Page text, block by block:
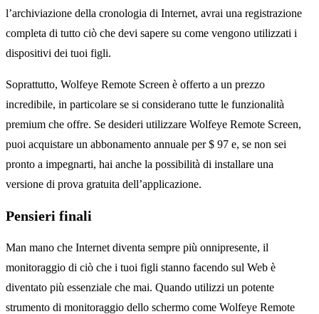
l’archiviazione della cronologia di Internet, avrai una registrazione
completa di tutto ciò che devi sapere su come vengono utilizzati i
dispositivi dei tuoi figli.
Soprattutto, Wolfeye Remote Screen è offerto a un prezzo
incredibile, in particolare se si considerano tutte le funzionalità
premium che offre. Se desideri utilizzare Wolfeye Remote Screen,
puoi acquistare un abbonamento annuale per $ 97 e, se non sei
pronto a impegnarti, hai anche la possibilità di installare una
versione di prova gratuita dell’applicazione.
Pensieri finali
Man mano che Internet diventa sempre più onnipresente, il
monitoraggio di ciò che i tuoi figli stanno facendo sul Web è
diventato più essenziale che mai. Quando utilizzi un potente
strumento di monitoraggio dello schermo come Wolfeye Remote